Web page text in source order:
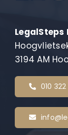
LegalSteps
3194 AM
010 322